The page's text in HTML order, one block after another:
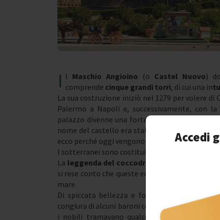
Accedi
I l Maschio Angioino (o Castel Nuovo)
comprende cinque grandi torri, di cui una in
La sua costruzione iniziò nel 1279 per volere di
Palermo a Napoli e, successivamente, con
palazzo divenne una fortezza moderna
nome del castello era stato esclusivamente
ecco perché oggi vengono usati entrambi i nomi.
I sotterranei sono costituiti da due aree: la
La leggenda del coccodrillo
si rese conto che queste erano dovute a un
mare.
Di spiccata bellezza e forte fascino è la
congiura di alcuni baroni contro Ferrante I
i nobili tramavano qualcosa contro di lui,